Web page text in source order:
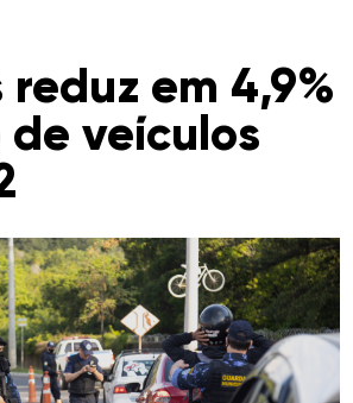
em 4,9%
veículos